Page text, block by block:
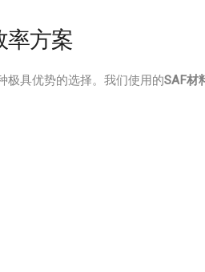
率方案
极具优势的选择。我们使用的SAF材